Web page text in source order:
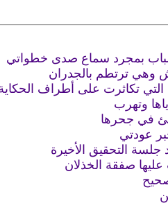
بمجرد سماع صدى خطواتي
وهي ترتطم بالجدران
التي تكاثرت على أطراف
وتهرب
في جحرها
عودتي
التحقيق الأخيرة
صفقة الخذلان